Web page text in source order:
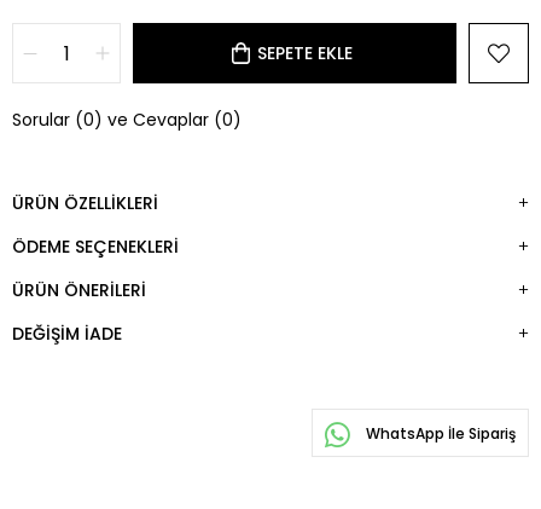
Sorular (0) ve Cevaplar (0)
ÜRÜN ÖZELLIKLERI
ÖDEME SEÇENEKLERI
ÜRÜN ÖNERILERI
DEĞIŞIM İADE
WhatsApp İle Sipariş